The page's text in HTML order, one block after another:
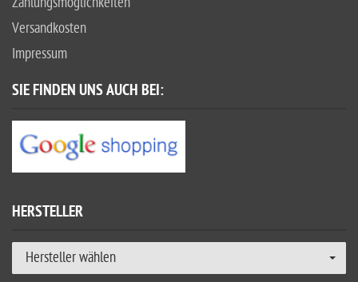
Versandkosten
Impressum
SIE FINDEN UNS AUCH BEI:
HERSTELLER
Hersteller wählen